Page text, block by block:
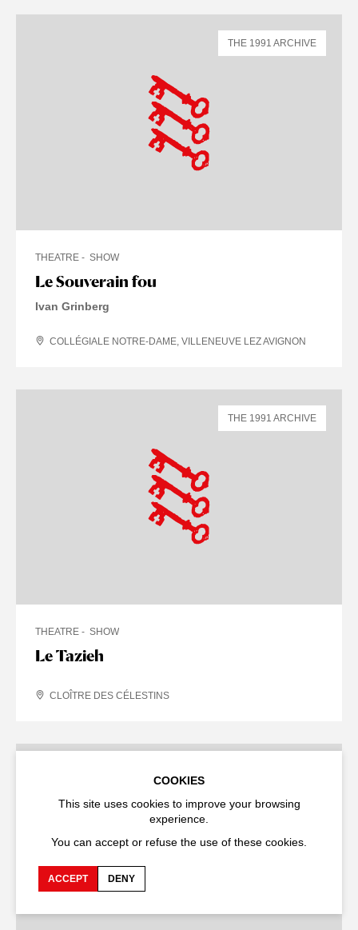
Le Souverain fou
THEATRE SHOW
Ivan Grinberg
COLLÉGIALE NOTRE-DAME, VILLENEUVE LEZ AVIGNON
THE 1991 ARCHIVE
Le Tazieh
THEATRE SHOW
CLOÎTRE DES CÉLESTINS
THE 1991 ARCHIVE
COOKIES
This site uses cookies to improve your browsing
experience.
You can accept or refuse the use of these cookies.
ACCEPT DENY